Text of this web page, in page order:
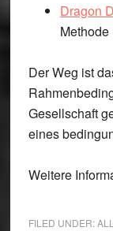
Dragon
Methode
Der Weg ist
Gesellschaft
eines
Weitere
FILED UNDER: